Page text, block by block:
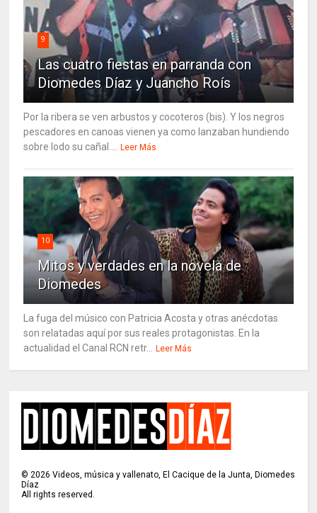
9
Las cuatro fiestas en parranda con
Diomedes Díaz y Juancho Roís
Por la ribera se ven arbustos y cocoteros (bis). Y los negros
pescadores en canoas vienen ya como lanzaban hundiendo
sobre lodo su cañal....
Leer Más
10
Mitos y verdades en la novela de
Diomedes
La fuga del músico con Patricia Acosta y otras anécdotas
son relatadas aquí por sus reales protagonistas. En la
actualidad el Canal RCN retr...
Leer Más
©2026 Videos, música y vallenato, El Cacique de la Junta, Diomedes
Díaz
All rights reserved.